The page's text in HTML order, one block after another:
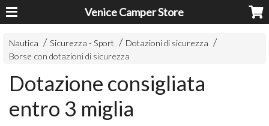
Venice Camper Store
Nautica Sicurezza - Sport
Dotazioni di sicurezza
Borse con dotazioni di sicurezza
Dotazione consigliata
entro 3 miglia